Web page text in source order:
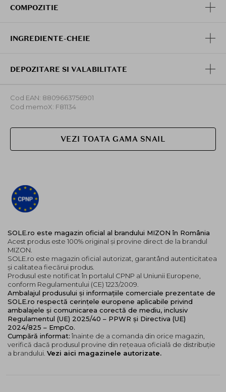
zilei, daca este necesar, mai ales dupa expunerea
COMPOZITIE
INGREDIENTE-CHEIE
DEPOZITARE SI VALABILITATE
Cod EAN: 8809663756901
Cod memoX: F81134
VEZI TOATA GAMA SNAIL
SOLE.ro este magazin oficial al brandului MIZON în România
Acest produs este 100% original și provine direct de la brandul
MIZON.
SOLE.ro este magazin oficial autorizat, garantând autenticitatea
și calitatea fiecărui produs.
Produsul este notificat în portalul CPNP al Uniunii Europene,
conform Regulamentului (CE) 1223/2009.
Ambalajul produsului și informațiile comerciale prezentate de
SOLE.ro respectă cerințele europene aplicabile privind
ambalajele și comunicarea corectă de mediu, inclusiv
Regulamentul (UE) 2025/40 – PPWR și Directiva (UE)
2024/825 – EmpCo.
Cumpără informat: înainte de a comanda din orice magazin,
verifică dacă produsul provine din rețeaua oficială de distribuție
a brandului. Vezi aici magazinele autorizate.